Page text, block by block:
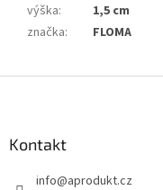
výška:
1,5 cm
značka: FLOMA
Kontakt
info@aprodukt.cz